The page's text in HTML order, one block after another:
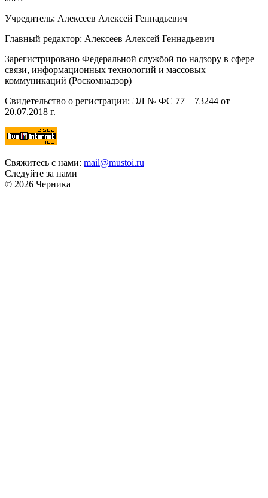
Учредитель: Алексеев Алексей Геннадьевич
Главный редактор: Алексеев Алексей Геннадьевич
Зарегистрировано Федеральной службой по надзору в сфере
связи, информационных технологий и массовых
коммуникаций (Роскомнадзор)
Свидетельство о регистрации: ЭЛ № ФС 77 – 73244 от
20.07.2018 г.
Свяжитесь с нами: mail@mustoi.ru
Следуйте за нами
© 2026 Черника